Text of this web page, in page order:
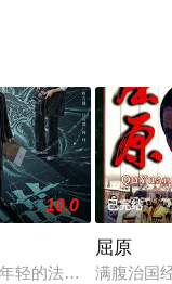
电视剧全集就来
法治进程中具有一
10.0
轻的法医齐思哲（罗
已完结
屈原
满腹治国